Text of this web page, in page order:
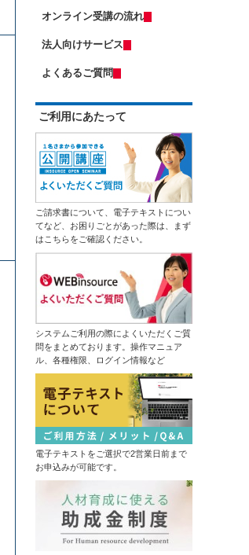
2026年9月14日(月)
オンライン
票・説明会・入社手続きの流れを押
会員 13,500円
生産性向上研修～仕事の見える化で
ムダなく成果につなげる
会員 13,500円 通常
14,300円
2026年9月7日(月)
オンライン
情報セキュリティマネジメント研修
会員 14,300円 通常 14,300円
2026年9月7日(月)オンライン
中堅社員研修～管理職を補佐し、部
の成果を出す！
会員 13,500円 通常 14,300円
2026年9月7日(月)オンライン
プロジェクトマネジメント基礎研修
会員 13,500円 通常 14,300円
オンライン
はじめての経理実務研修～日次・月
会員 13,500円 通常 14,300円
2026年9月14日(月)オンライン
2026年9月28日(月)
情報セキュリティ研修～身近な事例
から社内リスクを抑制する
13,500円 通常
14,300円
2026年9月14日(月)オンライン
ChatGPT×Pythonプログラミング研
間）
生成ＡＩ活用研修～リスクを理解し
運用方針を決める
～Excel業務と資料作成の負担を減ら
す
受注獲得のためのＡＩ活用研修～デ
ータ分析からソリューションの導出
まで
生成ＡＩ推進リーダー育成研修～効
果的な業務を選びエージェントを作
成する
（半日研修）デザイン業務内製化の
ための画像生成ＡＩ活用研修
はじめての業務自動化研修～生成Ａ
ＩとPythonで１日１時間を生みだす
ＤＸ推進のための業務改革研修～デ
ジタル活用の視点を持つ
ChatGPT×データ分析研修～ＡＩド
リブンな課題解決
（半日研修）ＡＩ理解研修～人工知
能にできることを知り、正しく活用
する
触って高める生成ＡＩリテラシー研
修～生成ＡＩパスポート取得の１歩
を踏み出す
管理職向け発想力強化ワークショッ
プ～生成ＡＩとＳＦ思考で未来を構
想する
NotebookLM活用研修～生成ＡＩで
スライド作成を自動化する
問合せ対応効率化のためのＡＩエー
ジェント研修～CopilotとExcel編
（２日間）
生成ＡＩを味方にするWebマーケテ
オンライン受講の流れ
法人向けサービス
よくあるご質問
ご利用にあたって
ご請求書について、電子テキストについ
てなど、お困りごとがあった際は、まず
はこちらをご確認ください。
システムご利用の際によくいただくご質
問をまとめております。操作マニュア
ル、各種権限、ログイン情報など
電子テキストをご選択で2営業日前まで
お申込みが可能です。